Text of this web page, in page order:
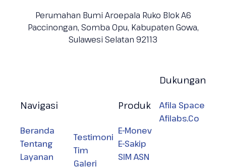
Perumahan Bumi Aroepala Ruko Blok A6
Paccinongan, Somba Opu, Kabupaten Gowa,
Sulawesi Selatan 92113
Navigasi
Beranda
Tentang
Layanan
Testimoni
Tim
Galeri
Produk
E-Monev
E-Sakip
SIM ASN
Dukungan
Afila Space
Afilabs.Co